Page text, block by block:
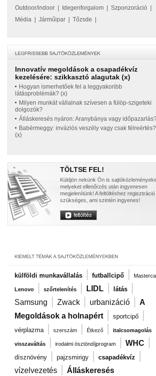
Outdoor/indoor
Idegenforgalom Szponzoráció
Média
Járműipar Tőzsde
Innovatív megoldások a csapadékvíz
kezelésére: szikkasztó alagutak (x)
Hogyan ismerhetőek fel a leggyakoribb
látásproblémák? (x)
Milyen munkát vállalnak szívesen a fülöp-szigeteki
dolgozók?
Álláskeresés nyáron: Aranybánya vagy
Babérmeggy: inváziós veszély vagy csak félreértés?
(x)
TÖLTSE FEL!
Küldjön nekünk Ön is
melyeket ellenőrzés után ingyenesen
megjelenítünk! A feltöltéshez regisztráció
szükséges, ami szintén ingyenes!
külföldi munkavállalás | futballcipő |
Lenovo | szőrtelenítés | LIDL | látás |
Samsung | Zwack | urbanizáció | A
Megoldások a holnapért | sportcipő |
vérplazma | szerszám | Étkező | italcsomagolás
visszaváltás | irodalmi ösztöndíjprogram | WHC |
dísznövény | pajzsmirigy | csapadékvíz |
vízelvezetés | Álláskeresés